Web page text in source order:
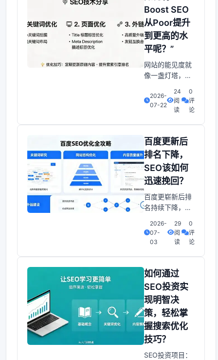
词。对于SEO策
略很关键，一、
什么是长尾关键
词？与宽泛关键
词相比。长尾关
势：转化率更高
因为使用者搜索
更具体的信息，
Boost SEO
从Poor提升
到更高的水
平呢？”
网站的能见度就
像一盏灯塔，指
向你的业务港
湾。若这盏灯塔
说回来，若它闪
耀异常，则连星
辰也会为之倾
倒。今天我们将
拆解如何把
Boost SEO从“低
谷”提高到“高
你一套公式，而
是让你体验一
2026-
07-22
24
阅
读
0
评
论
百度更新后
排名下降，
SEO该如何
迅速挽回？
百度更崭新后排
名持续下降，
挽回？网站关键
词排名持续下降
享 较大更多数时
候， 站较长朋友
在关键词排名上
出现一点变化波
动，无法保持沉
着，到处找朋友
找原因，甚至启
割韭菜了。 其实
2026-
07-
03
29
阅
读
0
评
论
如何通过
SEO投资实
现明智决
策，轻松掌
握搜索优化
技巧？
SEO投资项目：